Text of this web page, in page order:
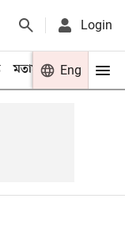
Login
মতামত খেলা
Eng